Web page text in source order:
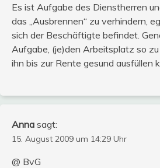
Es ist Aufgabe des Dienstherren
das „Ausbrennen“ zu verhindern,
sich der Beschäftigte befindet.
Aufgabe, (je)den Arbeitsplatz so
ihn bis zur Rente gesund ausfüllen
Anna sagt:
15. August 2009 um 14:29 Uhr
@ BvG